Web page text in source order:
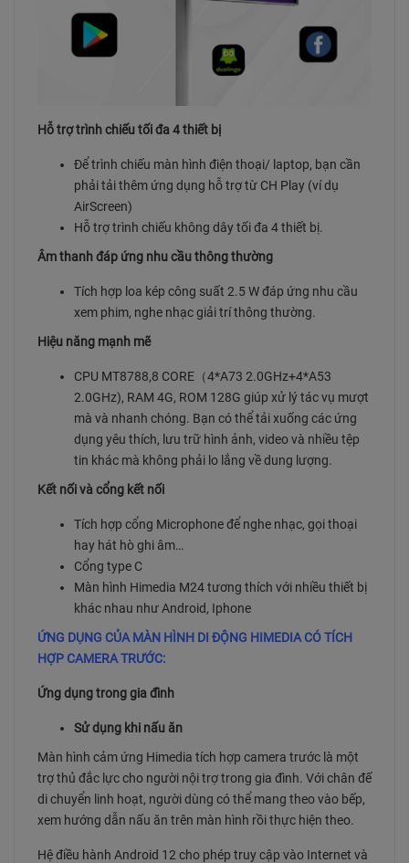
Hỗ trợ trình chiếu tối đa 4 thiết bị
Để trình chiếu màn hình điện thoại/ laptop, bạn cần
phải tải thêm ứng dụng hỗ trợ từ CH Play (ví dụ
AirScreen)
Hỗ trợ trình chiếu không dây tối đa 4 thiết bị.
Âm thanh đáp ứng nhu cầu thông thường
Tích hợp loa kép công suất 2.5 W đáp ứng nhu cầu
xem phim, nghe nhạc giải trí thông thường.
Hiệu năng mạnh mẽ
CPU MT8788,8 CORE （4*A73 2.0GHz+4*A53
2.0GHz), RAM 4G, ROM 128G giúp xử lý tác vụ mượt
mà và nhanh chóng. Bạn có thể tải xuống các ứng
dụng yêu thích, lưu trữ hình ảnh, video và nhiều tệp
tin khác mà không phải lo lắng về dung lượng.
Kết nối và cổng kết nối
Tích hợp cổng Microphone để nghe nhạc, gọi thoại
hay hát hò ghi âm…
Cổng type C
Màn hình Himedia M24 tương thích với nhiều thiết bị
khác nhau như Android, Iphone
ỨNG DỤNG CỦA MÀN HÌNH DI ĐỘNG HIMEDIA CÓ TÍCH
HỢP CAMERA TRƯỚC:
Ứng dụng trong gia đình
Sử dụng khi nấu ăn
Màn hình cảm ứng Himedia tích hợp camera trước là một
trợ thủ đắc lực cho người nội trợ trong gia đình. Với chân đế
di chuyển linh hoạt, người dùng có thể mang theo vào bếp,
xem hướng dẫn nấu ăn trên màn hình rồi thực hiện theo.
Hệ điều hành Android 12 cho phép truy cập vào Internet và